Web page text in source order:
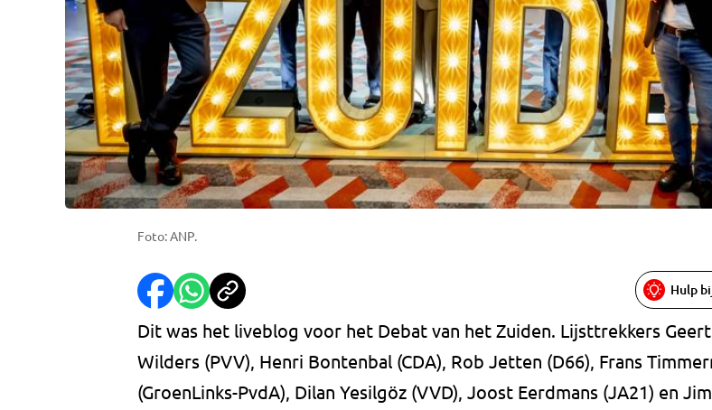
Foto: ANP.
Hulp
Dit was het liveblog voor het Debat van het Zuiden. Lijsttrekkers Geert
Wilders (PVV), Henri Bontenbal (CDA), Rob Jetten (D66), Frans
(GroenLinks-PvdA), Dilan Yesilgöz (VVD), Joost Eerdmans (JA21) en